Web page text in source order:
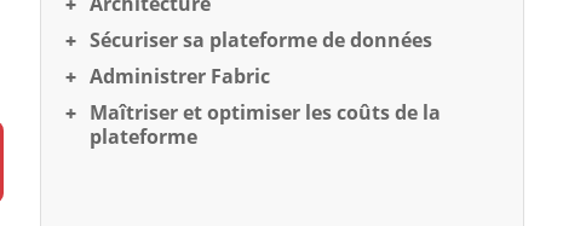
Sécuriser sa plateforme de données
Administrer Fabric
Maîtriser et optimiser les coûts de la
plateforme